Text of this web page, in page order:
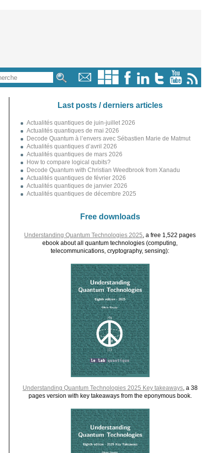
Last posts / derniers articles
Actualités quantiques de juin-juillet 2026
Actualités quantiques de mai 2026
Decode Quantum à l’envers avec Sébastien Marie de Matmut
Actualités quantiques d’avril 2026
Actualités quantiques de mars 2026
How to compare logical qubits?
Decode Quantum with Christian Weedbrook from Xanadu
Actualités quantiques de février 2026
Actualités quantiques de janvier 2026
Actualités quantiques de décembre 2025
Free downloads
Understanding Quantum Technologies 2025 , a free 1,522 pages
ebook about all quantum technologies (computing,
telecommunications, cryptography, sensing):
Understanding Quantum Technologies 2025 Key takeaways, a 38
pages version with key takeaways from the eponymous book.